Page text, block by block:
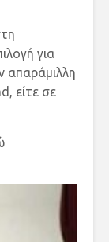
για
απαράμιλλη
είτε σε